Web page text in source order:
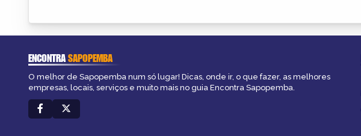
ENCONTRASAPOPEMBA
O melhor de Sapopemba num só lugar! Dicas, onde ir, o que fazer, as melhores
empresas, locais, serviços e muito mais no guia Encontra Sapopemba.